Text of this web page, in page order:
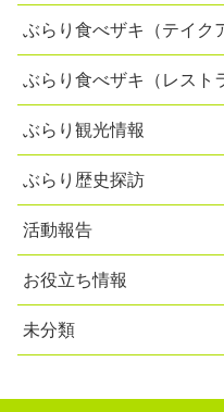
ぶらり食べザキ（テイク
ぶらり食べザキ（レスト
ぶらり観光情報
ぶらり歴史探訪
活動報告
お役立ち情報
未分類